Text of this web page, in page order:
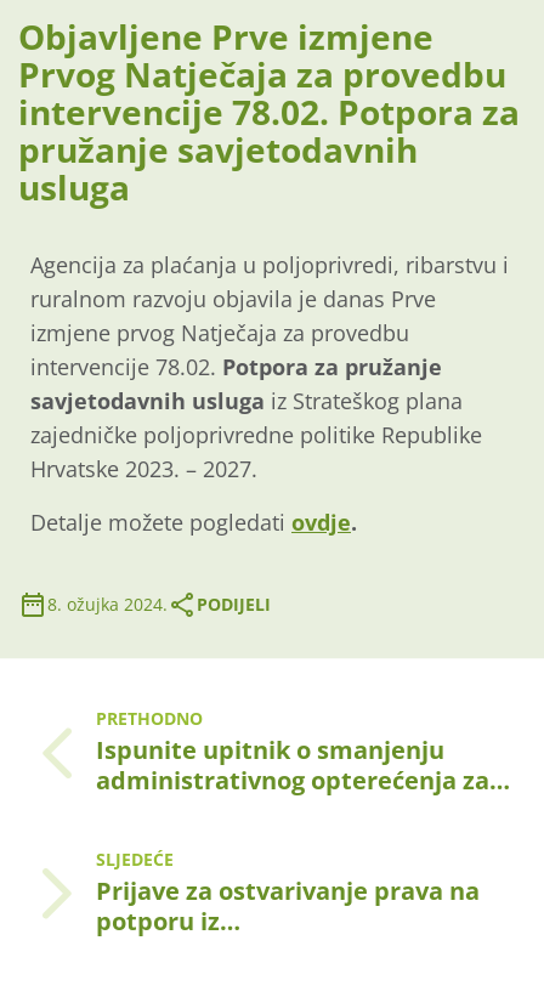
Objavljene Prve izmjene
Prvog Natječaja za provedbu
intervencije 78.02. Potpora za
pružanje savjetodavnih
usluga
Agencija za plaćanja u poljoprivredi, ribarstvu i
ruralnom razvoju objavila je danas Prve
izmjene prvog Natječaja za provedbu
intervencije 78.02. Potpora za pružanje
savjetodavnih usluga iz Strateškog plana
zajedničke poljoprivredne politike Republike
Hrvatske 2023. – 2027.
Detalje možete pogledati ovdje.
8. ožujka 2024. PODIJELI
PRETHODNO
Ispunite upitnik o smanjenju
administrativnog opterećenja za…
SLJEDEĆE
Prijave za ostvarivanje prava na
potporu iz…